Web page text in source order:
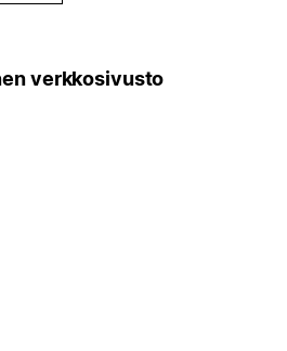
verkkosivusto